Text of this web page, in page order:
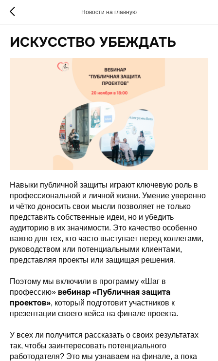
Новости на главную
ИСКУССТВО УБЕЖДАТЬ
Навыки публичной защиты играют ключевую роль в
профессиональной и личной жизни. Умение уверенно
и чётко доносить свои мысли позволяет не только
представить собственные идеи, но и убедить
аудиторию в их значимости. Это качество особенно
важно для тех, кто часто выступает перед коллегами,
руководством или потенциальными клиентами,
представляя проекты или защищая решения.
Поэтому мы включили в программу «Шаг в
профессию» вебинар «Публичная защита
проектов», который подготовит участников к
презентации своего кейса на финале проекта.
У всех ли получится рассказать о своих результатах
так, чтобы заинтересовать потенциального
работодателя? Это мы узнаваем на финале, а пока